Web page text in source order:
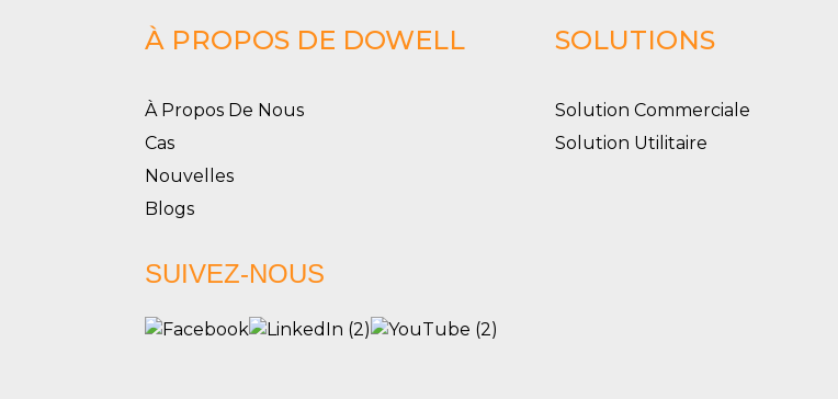
À PROPOS DE DOWELL
À Propos De Nous
Cas
Nouvelles
Blogs
SOLUTIONS
Solution Commerciale
Solution Utilitaire
SUIVEZ-NOUS